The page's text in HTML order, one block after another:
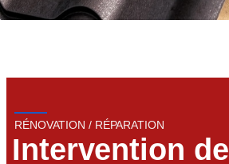
RÉNOVATION / RÉPARATION
Intervention de